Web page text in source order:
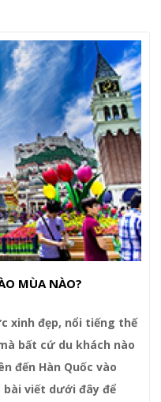
MÙA NÀO?
xinh đẹp, nổi tiếng thế
bất cứ du khách nào
đến Hàn Quốc vào
bài viết dưới đây để